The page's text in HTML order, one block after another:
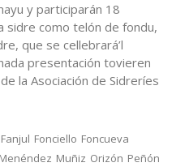
y participarán 18
sidre como telón de fondu,
que se cellebrará’l
presentación tovieren
la Asociación de Sidreríes
Fanjul Fonciello Foncueva
Menéndez Muñiz Orizón Peñón